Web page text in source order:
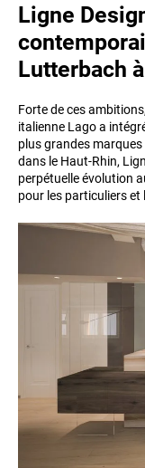
Ligne
Lutterbach
Forte de ces
italienne Lago a
plus grandes
dans le Haut-Rhin,
perpétuelle évolution
pour les particuliers et